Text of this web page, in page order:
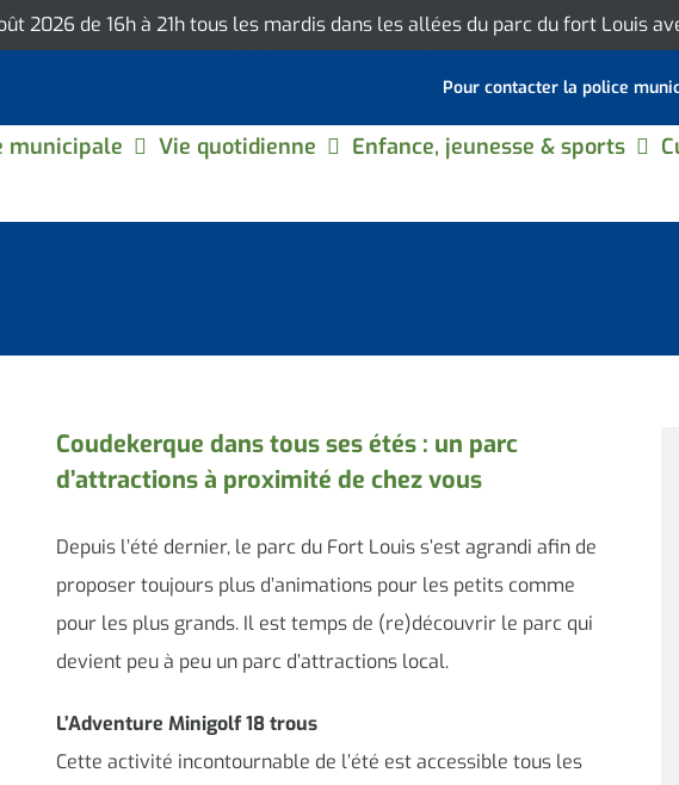
2026 de 16h à 21h tous les mardis dans les allées du parc du fort Louis
Pour contacter la police
municipale Vie quotidienne Enfance, jeunesse & sports
Coudekerque dans tous ses étés : un parc
d’attractions à proximité de chez vous
Depuis l’été dernier, le parc du Fort Louis s’est agrandi afin de
proposer toujours plus d’animations pour les petits comme
pour les plus grands. Il est temps de (re)découvrir le parc qui
devient peu à peu un parc d’attractions local.
L’Adventure Minigolf 18 trous
Cette activité incontournable de l’été est accessible tous les